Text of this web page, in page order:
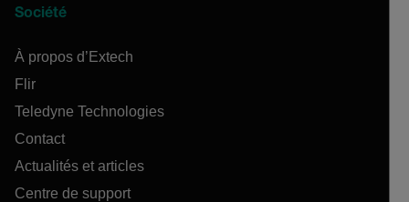
Société
À propos d’Extech
Flir
Teledyne Technologies
Contact
Actualités et articles
Centre de support